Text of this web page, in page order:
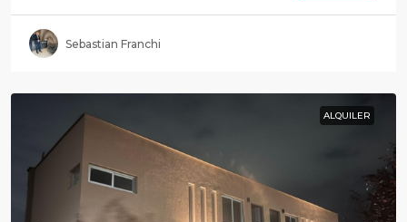
Sebastian Franchi
ALQUILER